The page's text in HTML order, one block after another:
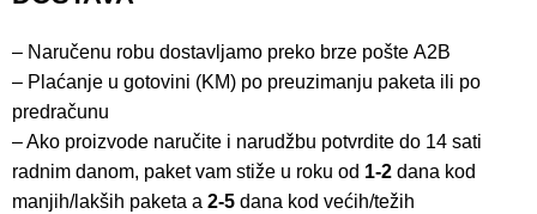
– Naručenu robu dostavljamo preko brze pošte A2B
– Plaćanje u gotovini (KM) po preuzimanju paketa ili po
predračunu
– Ako proizvode naručite i narudžbu potvrdite do 14 sati
radnim danom, paket vam stiže u roku od 1-2 dana kod
manjih/lakših paketa a 2-5 dana kod većih/težih